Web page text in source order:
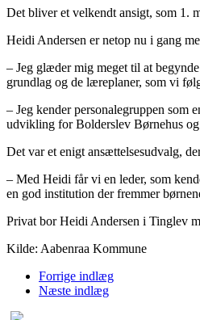
Det bliver et velkendt ansigt, som 1.
Heidi Andersen er netop nu i gang
– Jeg glæder mig meget til at
grundlag og de læreplaner, som vi
– Jeg kender personalegruppen som
udvikling for Bolderslev Børnehus
Det var et enigt ansættelsesudvalg,
– Med Heidi får vi en leder, som
en god institution der fremmer
Privat bor Heidi Andersen i Tinglev
Kilde: Aabenraa Kommune
Forrige indlæg
Næste indlæg